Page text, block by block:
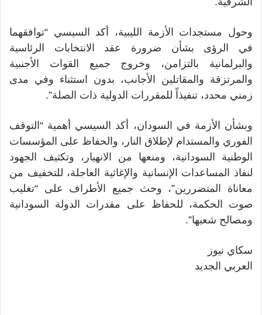
وحول مستجدات الأزمة الليبية، أكد السيسي “توافقهما
في الرؤى بشأن ضرورة عقد الانتخابات الرئاسية
والبرلمانية بالتزامن، وخروج جميع القوات الأجنبية
والمرتزقة والمقاتلين الأجانب، بدون استثناء وفي مدى
زمني محدد، تنفيذاً للمقررات الدولية ذات الصلة”.
وبشأن الأزمة في السودان، أكد السيسي أهمية “التوقف
الفوري والمستدام لإطلاق النار، والحفاظ على المؤسسات
الوطنية السودانية، ومنعها من الانهيار، وتكثيف الجهود
لنفاذ المساعدات الإنسانية والإغاثية العاجلة، للتخفيف من
معاناة المتضررين”، وحث جميع الأطراف على “تغليب
صوت الحكمة، للحفاظ على مقدرات الدولة السودانية
ومصالح شعبها”.
سكاي نيوز
العربي الجديد